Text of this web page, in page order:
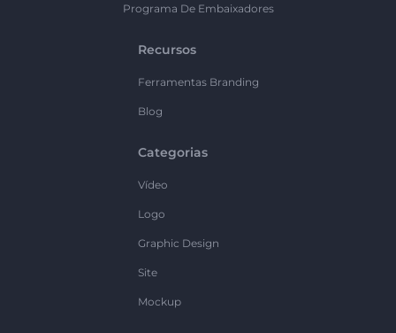
Programa De Embaixadores
Recursos
Ferramentas Branding
Blog
Categorias
Vídeo
Logo
Graphic Design
Site
Mockup